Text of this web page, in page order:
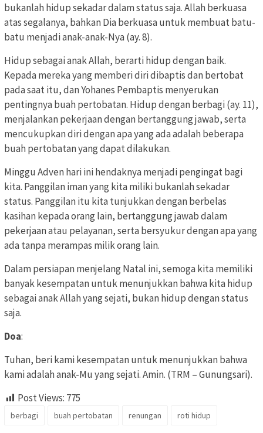
bukanlah hidup sekadar dalam status saja. Allah berkuasa
atas segalanya, bahkan Dia berkuasa untuk membuat batu-
batu menjadi anak-anak-Nya (ay. 8).
Hidup sebagai anak Allah, berarti hidup dengan baik.
Kepada mereka yang memberi diri dibaptis dan bertobat
pada saat itu, dan Yohanes Pembaptis menyerukan
pentingnya buah pertobatan. Hidup dengan berbagi (ay. 11),
menjalankan pekerjaan dengan bertanggung jawab, serta
mencukupkan diri dengan apa yang ada adalah beberapa
buah pertobatan yang dapat dilakukan.
Minggu Adven hari ini hendaknya menjadi pengingat bagi
kita. Panggilan iman yang kita miliki bukanlah sekadar
status. Panggilan itu kita tunjukkan dengan berbelas
kasihan kepada orang lain, bertanggung jawab dalam
pekerjaan atau pelayanan, serta bersyukur dengan apa yang
ada tanpa merampas milik orang lain.
Dalam persiapan menjelang Natal ini, semoga kita memiliki
banyak kesempatan untuk menunjukkan bahwa kita hidup
sebagai anak Allah yang sejati, bukan hidup dengan status
saja.
Doa:
Tuhan, beri kami kesempatan untuk menunjukkan bahwa
kami adalah anak-Mu yang sejati. Amin. (TRM – Gunungsari).
Post Views: 775
berbagi buah pertobatan renungan roti hidup